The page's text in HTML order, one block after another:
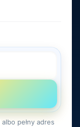
albo pełny adres